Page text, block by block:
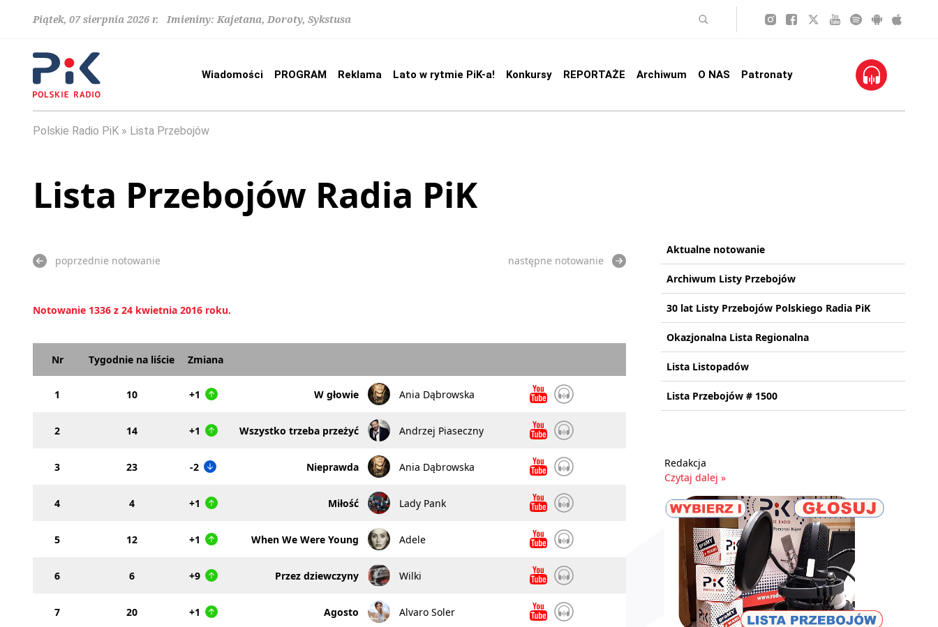
Piątek, 07 sierpnia 2026 r. Imieniny: Kajetana, Doroty, Sykstusa
Wiadomości PROGRAM Reklama Lato w rytmie PiK-a! Konkursy REPORTAŻE Archiwum O NAS Patronaty
Polskie Radio PiK Lista Przebojów
Lista Przebojów Radia PiK
poprzednie notowanie następne notowanie
Notowanie 1336 z 24 kwietnia 2016 roku.
Nr Tygodnie na liście Zmiana
1 10 +1 W głowie Ania Dąbrowska
2 14 +1 Wszystko trzeba przeżyć Andrzej Piaseczny
3 23 -2 Nieprawda Ania Dąbrowska
4 4 +1 Miłość Lady Pank
5 12 +1 When We Were Young Adele
6 6 +9 Przez dziewczyny Wilki
7 20 +1 Agosto Alvaro Soler
Aktualne notowanie
Archiwum Listy Przebojów
30 lat Listy Przebojów Polskiego Radia PiK
Okazjonalna Lista Regionalna
Lista Listopadów
Lista Przebojów # 1500
Redakcja
Czytaj dalej »